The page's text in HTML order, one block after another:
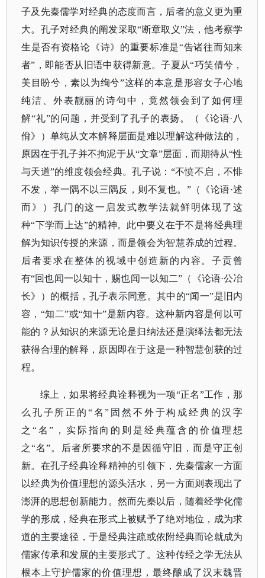
子及先秦儒学对经典的态度而言，后者的意义更为重
大。孔子对经典的阐发采取“断章取义”法，他考察学
生是否有资格论《诗》的重要标准是“告诸往而知来
者”，即能否从旧语中获得新意。子夏从“巧笑倩兮，
美目盼兮，素以为绚兮”这样的本意是形容女子心地
纯洁、外表靓丽的诗句中，竟然领会到了如何理
解“礼”的问题，并受到了孔子的表扬。（《论语·八
佾》）单纯从文本解释层面是难以理解这种做法的，
原因在于孔子并不拘泥于从“文章”层面，而期待从“性
与天道”的维度领会经典。孔子说：“不愤不启，不悱
不发，举一隅不以三隅反，则不复也。”（《论语·述
而》）孔门的这一启发式教学法就鲜明体现了这
种“下学而上达”的精神。此中要义在于不是将经典理
解为知识传授的来源，而是领会为智慧养成的过程。
后者要求在整体的视域中创造新的内容。子贡曾
有“回也闻一以知十，赐也闻一以知二”（《论语·公冶
长》）的概括，孔子表示同意。其中的“闻一”是旧内
容，“知二”或“知十”是新内容。这种新内容是何以可
能的？从知识的来源无论是归纳法还是演绎法都无法
获得合理的解释，原因即在于这是一种智慧创获的过
程。
综上，如果将经典诠释视为一项“正名”工作，那
么孔子所正的“名”固然不外于构成经典的汉字
之“名”，实际指向的则是经典蕴含的价值理想
之“名”。后者所要求的不是因循守旧，而是守正创
新。在孔子经典诠释精神的引领下，先秦儒家一方面
以经典为价值理想的源头活水，另一方面则表现出了
澎湃的思想创新能力。然而先秦以后，随着经学化儒
学的形成，经典在形式上被赋予了绝对地位，成为求
道的主要途径，于是经典注疏或依附经典而论就成为
儒家传承和发展的主要形式了。这种传经之学无法从
根本上守护儒家的价值理想，最终酿成了汉末魏晋